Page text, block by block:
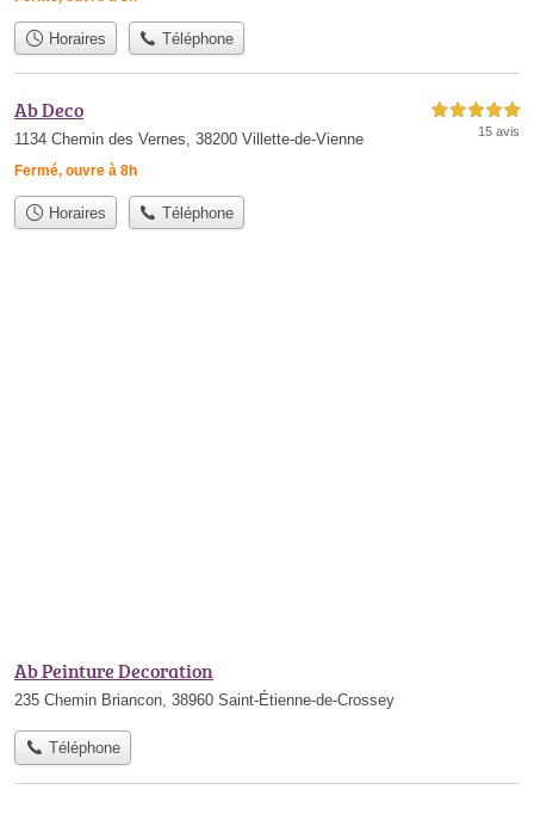
Horaires Téléphone
Ab Deco
1134 Chemin des Vernes, 38200 Villette-de-Vienne
Fermé, ouvre à 8h
5,0 étoiles sur 5
15 avis
Horaires Téléphone
Ab Peinture Decoration
235 Chemin Briancon, 38960 Saint-Étienne-de-Crossey
Téléphone